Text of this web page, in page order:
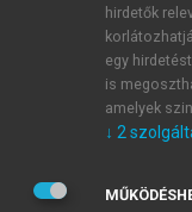
JELSZÓ ÚJRA
Kérek értesítést
Kérek értesítést
hirdetők
egy
is
amelyek
↓ 2